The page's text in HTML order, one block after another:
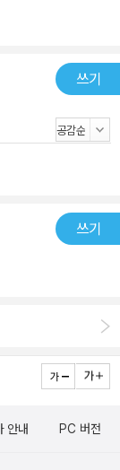
쓰기
쓰기
안내 PC 버전